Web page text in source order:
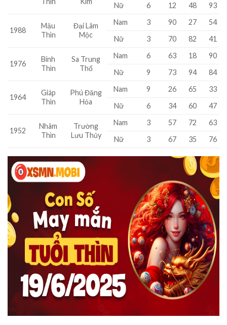
Nữ 6 12 48 93
1988
Mậu
Thìn
Đại Lâm
Mộc
Nam 3 90 27
54
Nữ
3 70 82 41
1976
Bính
Thìn
Sa Trung
Thổ
Nam 6 63 18
90
Nữ
9 73 94 84
1964
Giáp
Thìn
Phú Đăng
Hỏa
Nam 9 26 65
33
Nữ
6 34 60 47
1952
Nhâm
Thìn
Trường
Lưu Thủy
Nam 3 57 72
63
Nữ
3 67 35 76